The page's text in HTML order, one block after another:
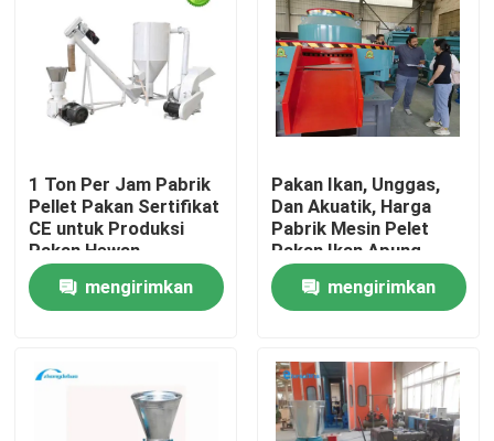
Rumah
Produk
1 Ton Per Jam Pabrik
Pellet Pakan Sertifikat
CE untuk Produksi
Pakan Hewan
Perikanan Unggas
mengirimkan
Pakan Ikan, Unggas,
Dan Akuatik, Harga
Pabrik Mesin Pelet
Pakan Ikan Apung,
Peternakan, Anjing
Ketentuan
Pembayaran &
mengirimkan